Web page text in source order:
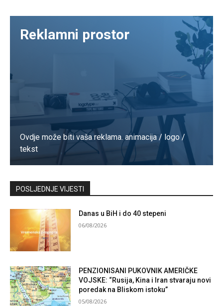
Reklamni prostor
Ovdje može biti vaša reklama. animacija / logo /
tekst
Kontaktirajte nas
POSLJEDNJE VIJESTI
Danas u BiH i do 40 stepeni
06/08/2026
PENZIONISANI PUKOVNIK AMERIČKE
VOJSKE: “Rusija, Kina i Iran stvaraju novi
poredak na Bliskom istoku”
05/08/2026